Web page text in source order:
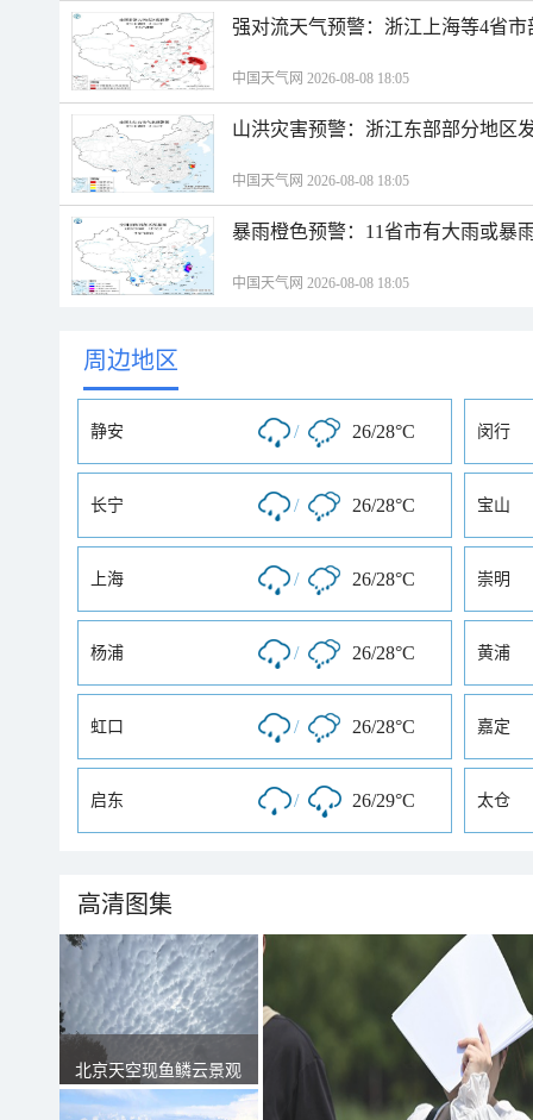
强对流天气预警：浙江上海等4省
中国天气网 2026-08-08 18:05
山洪灾害预警：浙江东部部分地区
中国天气网 2026-08-08 18:05
暴雨橙色预警：11省市有大雨或暴
中国天气网 2026-08-08 18:05
周边地区
静安 / 26/28°C 闵行
长宁 / 26/28°C 宝山
上海 / 26/28°C 崇明
杨浦 / 26/28°C 黄浦
虹口 / 26/28°C 嘉定
启东 / 26/29°C 太仓
高清图集
北京天空现鱼鳞云景观